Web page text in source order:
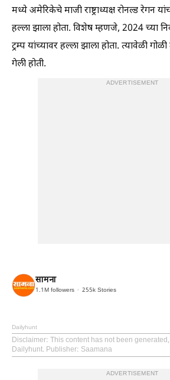
मध्ये अमेरिकेचे माजी राष्ट्राध्यक्ष रोनल्ड रेगन
हल्ला झाला होता. विशेष म्हणजे, 2024 च्या
ट्रम्प यांच्यावर हल्ला झाला होता. त्यावेळी
गेली होती.
ADVERTISEMENT
सामना
1.1M followers 255k Stories
Dailyhunt
Disclaimer: This content has not been
Dailyhunt. Publisher: Saamana
ADVERTISEMENT